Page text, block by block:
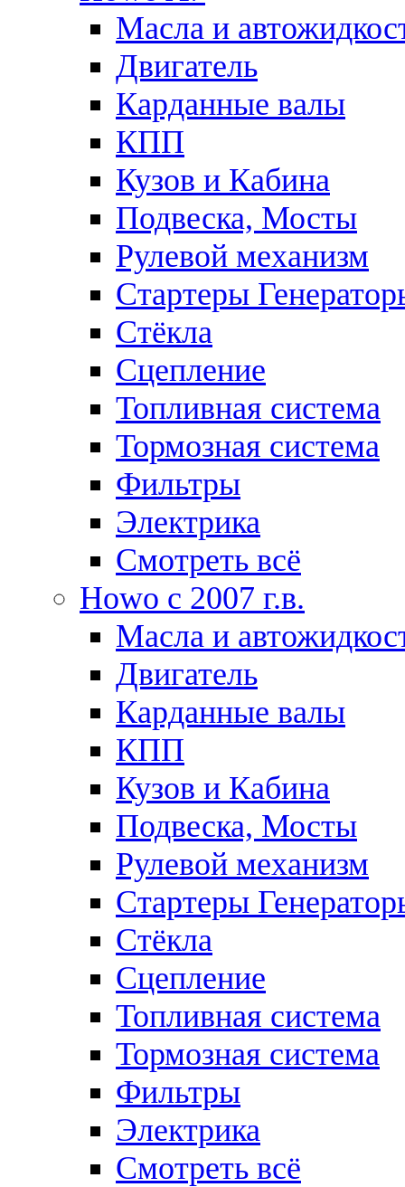
Масла и
Двигатель
Карданные валы
КПП
Кузов и Кабина
Подвеска, Мосты
Рулевой механизм
Стартеры
Стёкла
Сцепление
Топливная система
Тормозная система
Фильтры
Электрика
Смотреть всё
Howo c 2007 г.в.
Масла и
Двигатель
Карданные валы
КПП
Кузов и Кабина
Подвеска, Мосты
Рулевой механизм
Стартеры
Стёкла
Сцепление
Топливная система
Тормозная система
Фильтры
Электрика
Смотреть всё